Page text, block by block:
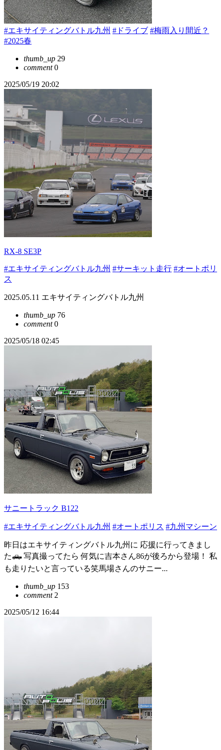
#エキサイティングバトル九州 #ドライブ #梅雨入り間近？
#2025春
thumb_up 29
comment0
2025/05/19 20:02
RX-8 SE3P
#エキサイティングバトル九州 #サーキット走行 #オートポリ
ス
2025.05.11 エキサイティングバトル九州
thumb_up 76
comment0
2025/05/18 02:45
サニートラック B122
#エキサイティングバトル九州 #オートポリス #九州マシーン
昨日はエキサイティングバトル九州に 応援に行ってきまし
た🛻 写真撮ってたら 何気に吉本さん86が後ろから登場！ 私
も走りたいと言っている笑馬場さんのサニー...
thumb_up 153
comment2
2025/05/12 16:44